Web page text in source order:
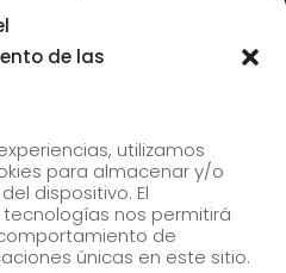
de las
utilizamos
para almacenar y/o
dispositivo. El
nos permitirá
de
únicas en este sitio.
to receive our news by